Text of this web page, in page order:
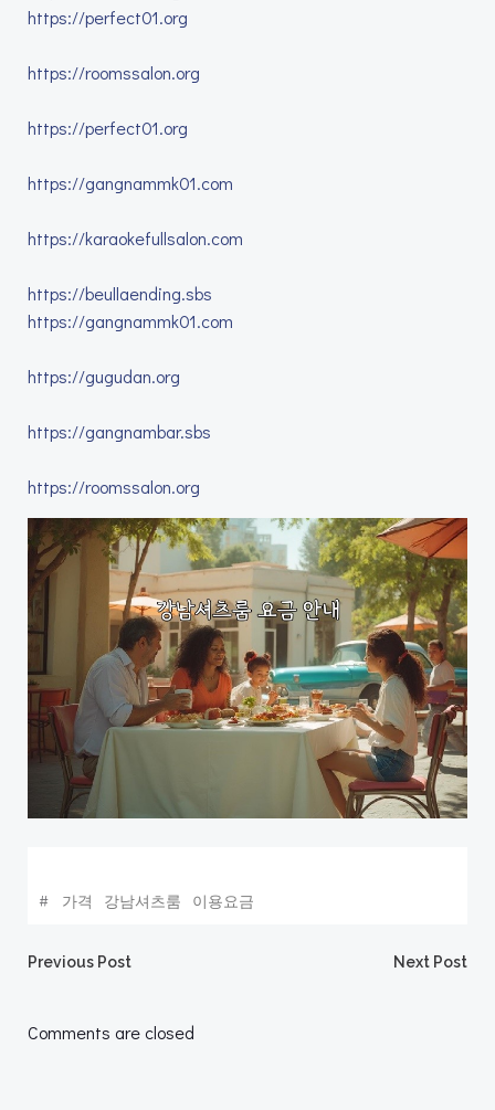
https://perfect01.org
https://roomssalon.org
https://perfect01.org
https://gangnammk01.com
https://karaokefullsalon.com
https://beullaending.sbs
https://gangnammk01.com
https://gugudan.org
https://gangnambar.sbs
https://roomssalon.org
# 가격 강남셔츠룸 이용요금
Post
navigation
Previous Post Next Post
Comments are closed